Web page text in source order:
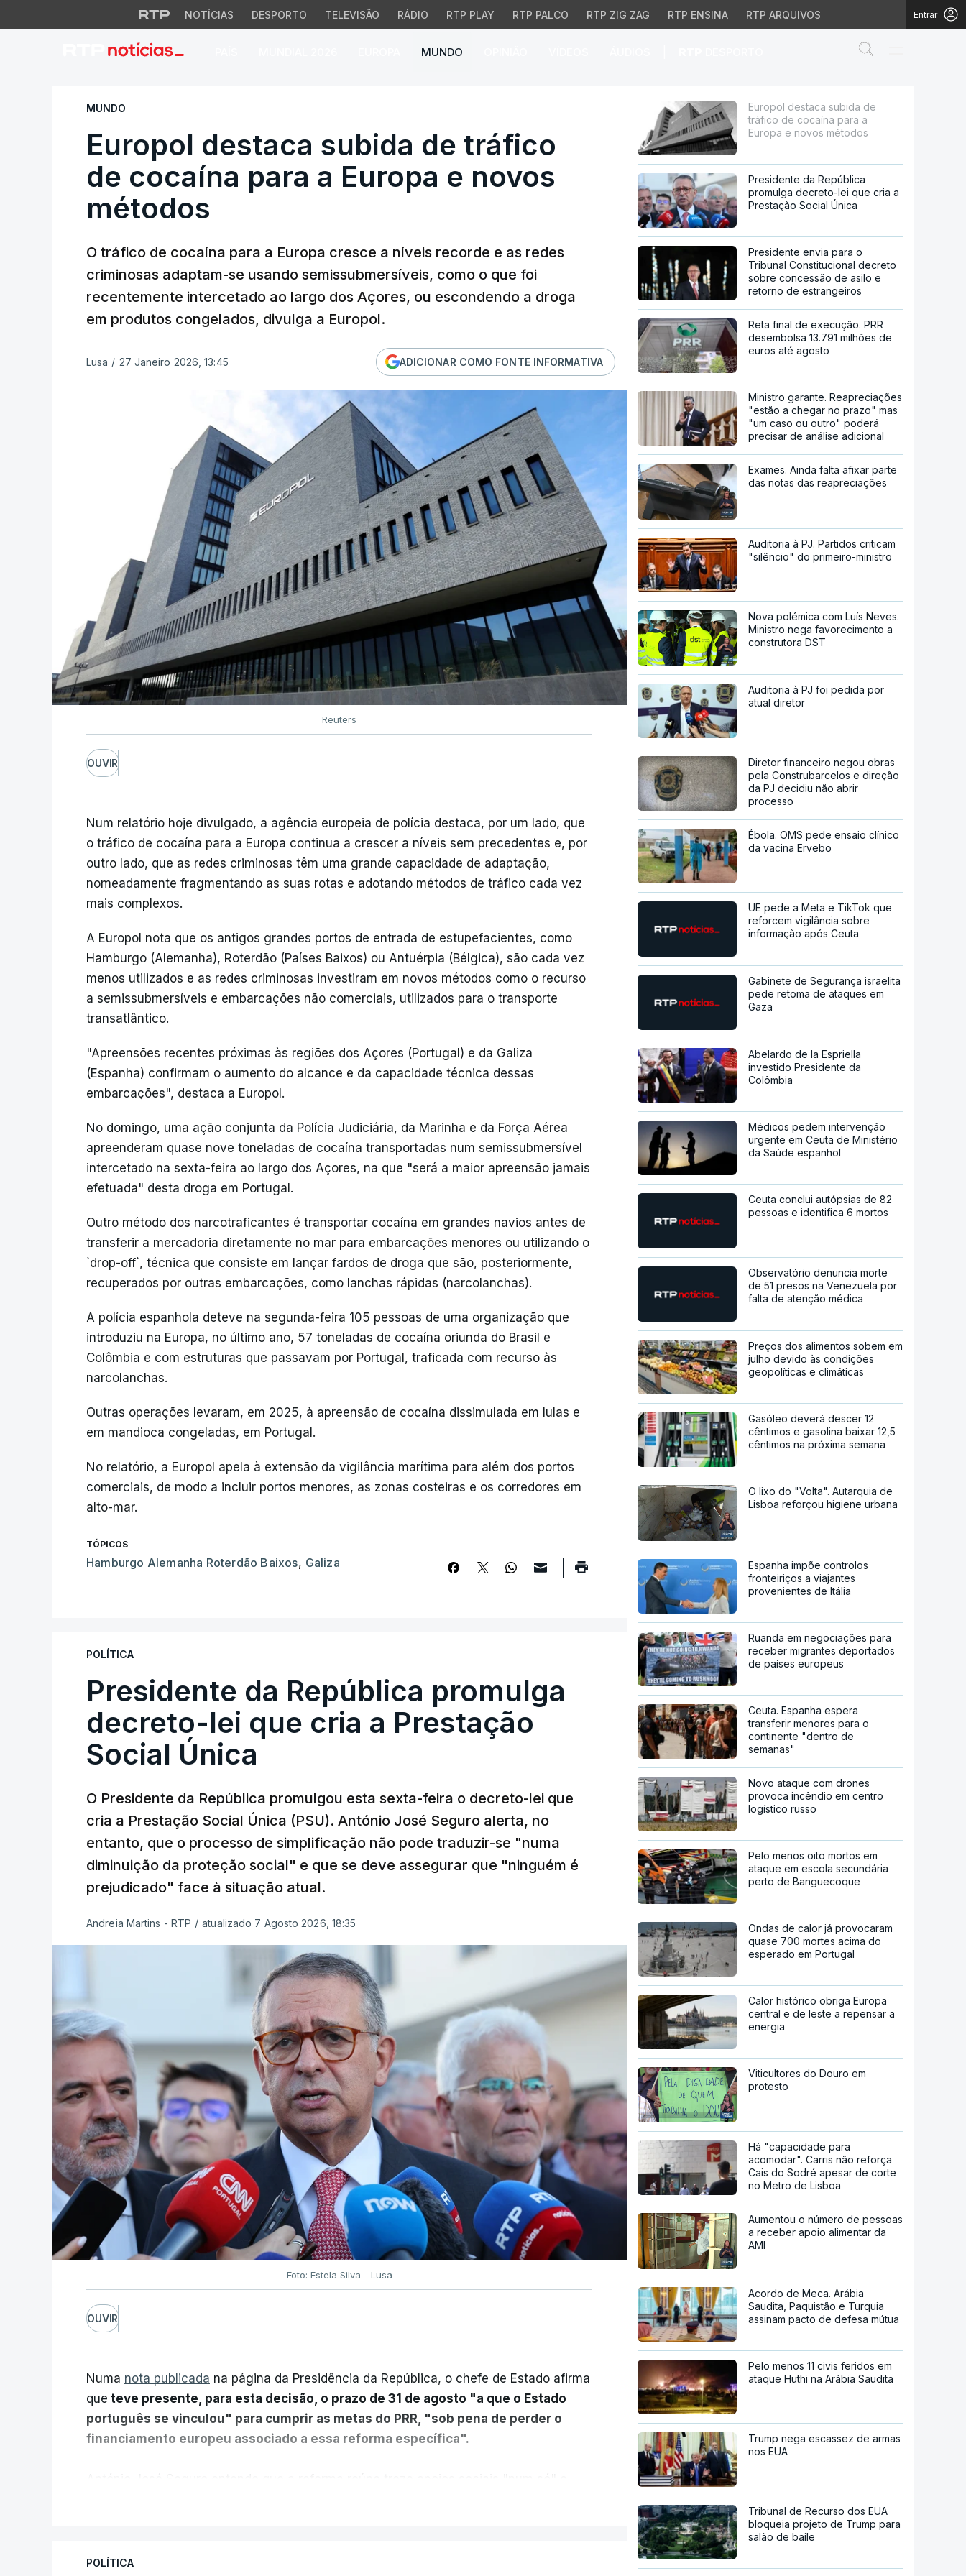
NOTÍCIAS DESPORTO TELEVISÃO RÁDIO RTP PLAY RTP PALCO RTP ZIG ZAG RTP ENSINA RTP ARQUIVOS Entrar
MUNDO
Europol destaca subida de tráfico de cocaína para a Europa e
MUNDO
Europol destaca subida de tráfico
de cocaína para a Europa e novos
métodos
O tráfico de cocaína para a Europa cresce a níveis recorde e as redes
criminosas adaptam-se usando semissubmersíveis, como o que foi
recentemente intercetado ao largo dos Açores, ou escondendo a droga
em produtos congelados, divulga a Europol.
Lusa / 27 Janeiro 2026, 13:45 ADICIONAR COMO FONTE INFORMATIVA
Reuters
OUVIR
Num relatório hoje divulgado, a agência europeia de polícia destaca, por um lado, que
o tráfico de cocaína para a Europa continua a crescer a níveis sem precedentes e, por
outro lado, que as redes criminosas têm uma grande capacidade de adaptação,
nomeadamente fragmentando as suas rotas e adotando métodos de tráfico cada vez
mais complexos.
A Europol nota que os antigos grandes portos de entrada de estupefacientes, como
Hamburgo (Alemanha), Roterdão (Países Baixos) ou Antuérpia (Bélgica), são cada vez
menos utilizados e as redes criminosas investiram em novos métodos como o recurso
a semissubmersíveis e embarcações não comerciais, utilizados para o transporte
transatlântico.
"Apreensões recentes próximas às regiões dos Açores (Portugal) e da Galiza
(Espanha) confirmam o aumento do alcance e da capacidade técnica dessas
embarcações", destaca a Europol.
No domingo, uma ação conjunta da Polícia Judiciária, da Marinha e da Força Aérea
apreenderam quase nove toneladas de cocaína transportadas num semissubmersível
intercetado na sexta-feira ao largo dos Açores, na que "será a maior apreensão jamais
efetuada" desta droga em Portugal.
Outro método dos narcotraficantes é transportar cocaína em grandes navios antes de
transferir a mercadoria diretamente no mar para embarcações menores ou utilizando o
`drop-off`, técnica que consiste em lançar fardos de droga que são, posteriormente,
recuperados por outras embarcações, como lanchas rápidas (narcolanchas).
A polícia espanhola deteve na segunda-feira 105 pessoas de uma organização que
introduziu na Europa, no último ano, 57 toneladas de cocaína oriunda do Brasil e
Colômbia e com estruturas que passavam por Portugal, traficada com recurso às
narcolanchas.
Outras operações levaram, em 2025, à apreensão de cocaína dissimulada em lulas e
em mandioca congeladas, em Portugal.
No relatório, a Europol apela à extensão da vigilância marítima para além dos portos
comerciais, de modo a incluir portos menores, as zonas costeiras e os corredores em
alto-mar.
TÓPICOS
Hamburgo Alemanha Roterdão Baixos, Galiza
POLÍTICA
Presidente da República promulga
decreto-lei que cria a Prestação
Social Única
O Presidente da República promulgou esta sexta-feira o decreto-lei que
cria a Prestação Social Única (PSU). António José Seguro alerta, no
entanto, que o processo de simplificação não pode traduzir-se "numa
diminuição da proteção social" e que se deve assegurar que "ninguém é
prejudicado" face à situação atual.
Andreia Martins - RTP / atualizado 7 Agosto 2026, 18:35
Foto: Estela Silva - Lusa
OUVIR
Numa nota publicada na página da Presidência da República, o chefe de Estado afirma
que teve presente, para esta decisão, o prazo de 31 de agosto "a que o Estado
português se vinculou" para cumprir as metas do PRR, "sob pena de perder o
financiamento europeu associado a essa reforma específica".
os apoios chegam a quem mais necessita, estaremos a dar um passo na direção
POLÍTICA
Europol destaca subida de
tráfico de cocaína para a
Europa e novos métodos
Presidente da República
promulga decreto-lei que cria a
Prestação Social Única
Presidente envia para o
Tribunal Constitucional decreto
sobre concessão de asilo e
retorno de estrangeiros
Reta final de execução. PRR
desembolsa 13.791 milhões de
euros até agosto
Ministro garante. Reapreciações
"estão a chegar no prazo" mas
"um caso ou outro" poderá
precisar de análise adicional
Exames. Ainda falta afixar parte
das notas das reapreciações
Auditoria à PJ. Partidos criticam
"silêncio" do primeiro-ministro
Nova polémica com Luís Neves.
Ministro nega favorecimento a
construtora DST
Auditoria à PJ foi pedida por
atual diretor
Diretor financeiro negou obras
pela Construbarcelos e direção
da PJ decidiu não abrir
processo
Ébola. OMS pede ensaio clínico
da vacina Ervebo
UE pede a Meta e TikTok que
reforcem vigilância sobre
informação após Ceuta
Gabinete de Segurança israelita
pede retoma de ataques em
Gaza
Abelardo de la Espriella
investido Presidente da
Colômbia
Médicos pedem intervenção
urgente em Ceuta de Ministério
da Saúde espanhol
Ceuta conclui autópsias de 82
pessoas e identifica 6 mortos
Observatório denuncia morte
de 51 presos na Venezuela por
falta de atenção médica
Preços dos alimentos sobem em
julho devido às condições
geopolíticas e climáticas
Gasóleo deverá descer 12
cêntimos e gasolina baixar 12,5
cêntimos na próxima semana
O lixo do "Volta". Autarquia de
Lisboa reforçou higiene urbana
Espanha impõe controlos
fronteiriços a viajantes
provenientes de Itália
Ruanda em negociações para
receber migrantes deportados
de países europeus
Ceuta. Espanha espera
transferir menores para o
continente "dentro de
semanas"
Novo ataque com drones
provoca incêndio em centro
logístico russo
Pelo menos oito mortos em
ataque em escola secundária
perto de Banguecoque
Ondas de calor já provocaram
quase 700 mortes acima do
esperado em Portugal
Calor histórico obriga Europa
central e de leste a repensar a
energia
Viticultores do Douro em
protesto
Há "capacidade para
acomodar". Carris não reforça
Cais do Sodré apesar de corte
no Metro de Lisboa
Aumentou o número de pessoas
a receber apoio alimentar da
AMI
Acordo de Meca. Arábia
Saudita, Paquistão e Turquia
assinam pacto de defesa mútua
Pelo menos 11 civis feridos em
ataque Huthi na Arábia Saudita
Trump nega escassez de armas
nos EUA
Tribunal de Recurso dos EUA
bloqueia projeto de Trump para
salão de baile